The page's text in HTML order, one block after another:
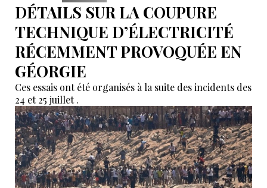
DÉTAILS SUR LA COUPURE
TECHNIQUE D’ÉLECTRICITÉ
RÉCEMMENT PROVOQUÉE EN
GÉORGIE
Ces essais ont été organisés à la suite des incidents des
24 et 25 juillet .